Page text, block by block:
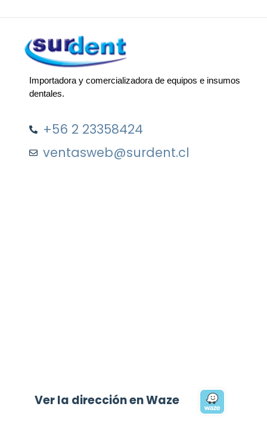
Importadora y comercializadora de equipos e insumos
dentales.
+56 2 23358424
ventasweb@surdent.cl
Ver la dirección en Waze